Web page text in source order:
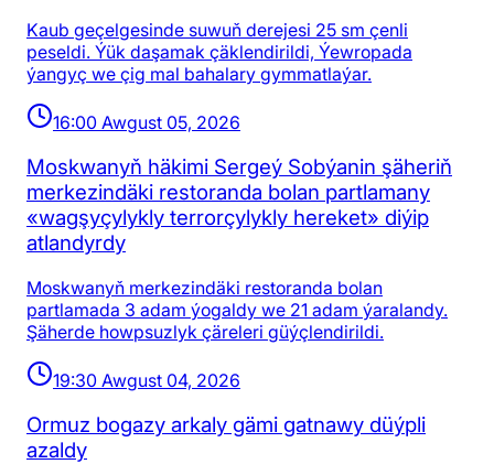
Kaub geçelgesinde suwuň derejesi 25 sm çenli
peseldi. Ýük daşamak çäklendirildi, Ýewropada
ýangyç we çig mal bahalary gymmatlaýar.
16:00 Awgust 05, 2026
Moskwanyň häkimi Sergeý Sobýanin şäheriň
merkezindäki restoranda bolan partlamany
«wagşyçylykly terrorçylykly hereket» diýip
atlandyrdy
Moskwanyň merkezindäki restoranda bolan
partlamada 3 adam ýogaldy we 21 adam ýaralandy.
Şäherde howpsuzlyk çäreleri güýçlendirildi.
19:30 Awgust 04, 2026
Ormuz bogazy arkaly gämi gatnawy düýpli
azaldy